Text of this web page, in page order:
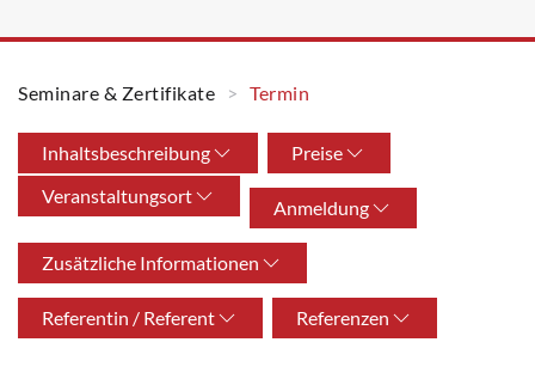
Seminare & Zertifikate Termin
Inhaltsbeschreibung
Preise
Veranstaltungsort
Anmeldung
Zusätzliche Informationen
Referentin / Referent Referenzen